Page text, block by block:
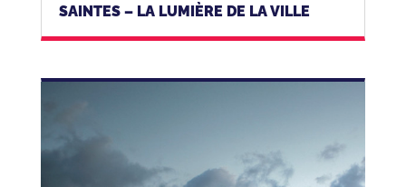
SAINTES – LA LUMIÈRE DE LA VILLE